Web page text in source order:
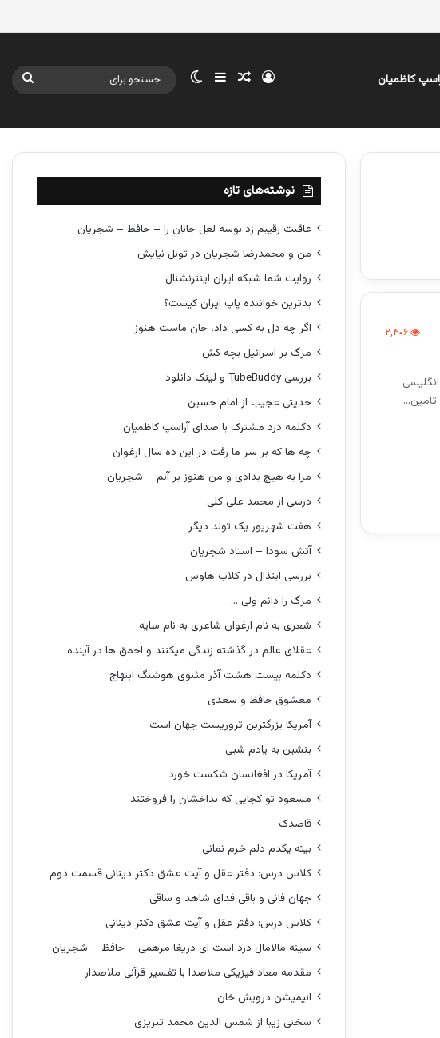
کاظمیان ورود نوشته تصادفی
سایدبار تغییر پوسته
۲,۴۰۶
نوشته‌های تازه
عاقبت رقیبم زد بوسه لعل جانان را – حافظ – شجریان
من و محمدرضا شجریان در تونل نیایش
روایت شما شبکه ایران اینترنشنال
بدترین خواننده پاپ ایران کیست؟
اگر چه دل به کسی داد، جان ماست هنوز
مرگ بر اسرائیل بچه کش
بررسی TubeBuddy و لینک دانلود
حدیثی عجیب از امام حسین
دکلمه درد مشترک با صدای آراسپ کاظمیان
چه ها که بر سر ما رفت در این ده سال ارغوان
مرا به هیچ بدادی و من هنوز بر آنم – شجریان
درسی از محمد علی کلی
هفت شهریور یک تولد دیگر
آتش سودا – استاد شجریان
بررسی ابتذال در کلاب هاوس
مرگ را دانم ولی …
شعری به نام ارغوان شاعری به نام سایه
عقلای عالم در گذشته زندگی میکنند و احمق ها در آینده
دکلمه بیست هشت آذر مثنوی هوشنگ ابتهاج
معشوق حافظ و سعدی
آمریکا بزرگترین تروریست جهان است
بنشین به یادم شبی
آمریکا در افغانسان شکست خورد
مسعود تو کجایی که بداخشان را فروختند
قاصدک
بیته یکدم دلم خرم نمانی
کلاس درس: دفتر عقل و آیت عشق دکتر دینانی قسمت دوم
جهان فانی و باقی فدای شاهد و ساقی
کلاس درس: دفتر عقل و آیت عشق دکتر دینانی
سینه مالامال درد است ای دریغا مرهمی – حافظ – شجریان
مقدمه معاد فیزیکی ملاصدا با تفسیر قرآنی ملاصدار
انیمیشن درویش خان
سخنی زیبا از شمس الدین محمد تبریزی